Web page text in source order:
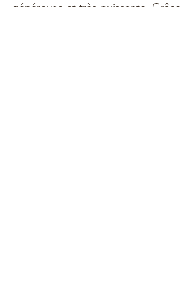
généreuse et très puissante. Grâce